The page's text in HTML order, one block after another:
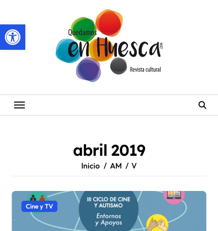
Abrir barra de herramientas
contenido
abril 2019
Inicio AM V
Cine y TV